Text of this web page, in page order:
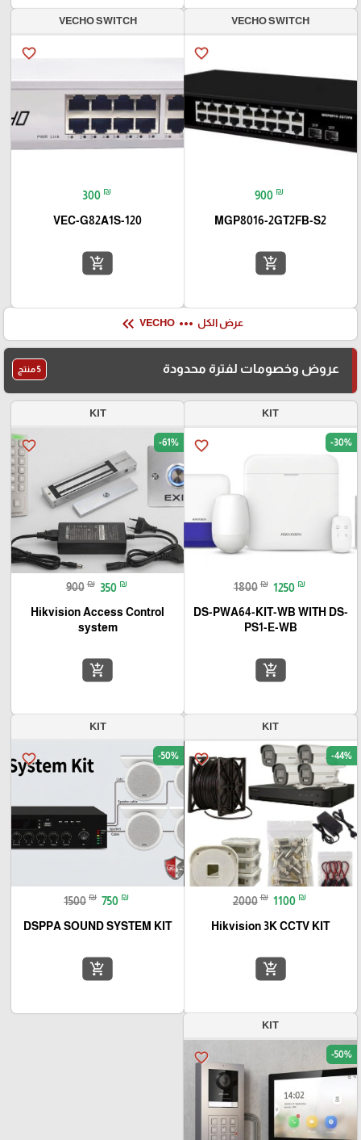
VECHO SWITCH
favorite_border
900 ₪
MGP8016-2GT2FB-S2
add_shopping_cart
VECHO SWITCH
favorite_border
300 ₪
VEC-G82A1S-120
add_shopping_cart
عرض الكل more_horiz
VECHO
keyboard_double_arrow_left
عروض وخصومات لفترة محدودة 5 منتج
KIT
favorite_border -30%
1800 ₪ 1250 ₪
DS-PWA64-KIT-WB WITH DS-
PS1-E-WB
add_shopping_cart
KIT
favorite_border -61%
900 ₪ 350 ₪
Hikvision Access Control
system
add_shopping_cart
KIT
favorite_border -44%
2000 ₪ 1100 ₪
Hikvision 3K CCTV KIT
add_shopping_cart
KIT
favorite_border -50%
1500 ₪ 750 ₪
DSPPA SOUND SYSTEM KIT
add_shopping_cart
KIT
favorite_border -50%